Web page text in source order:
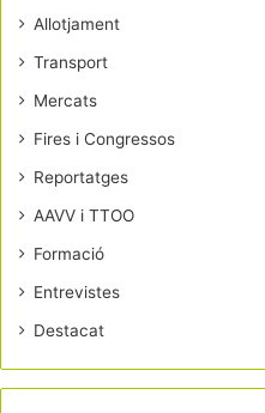
Allotjament
Transport
Mercats
Fires i Congressos
Reportatges
AAVV i TTOO
Formació
Entrevistes
Destacat